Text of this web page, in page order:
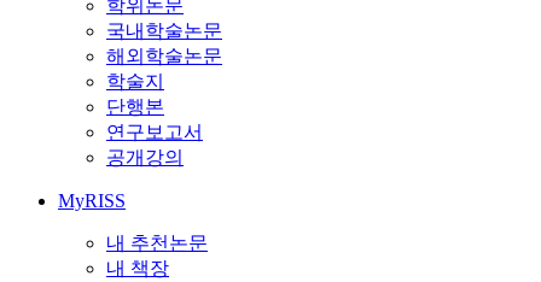
학위논문
국내학술논문
해외학술논문
학술지
단행본
연구보고서
공개강의
MyRISS
내 추천논문
내 책장